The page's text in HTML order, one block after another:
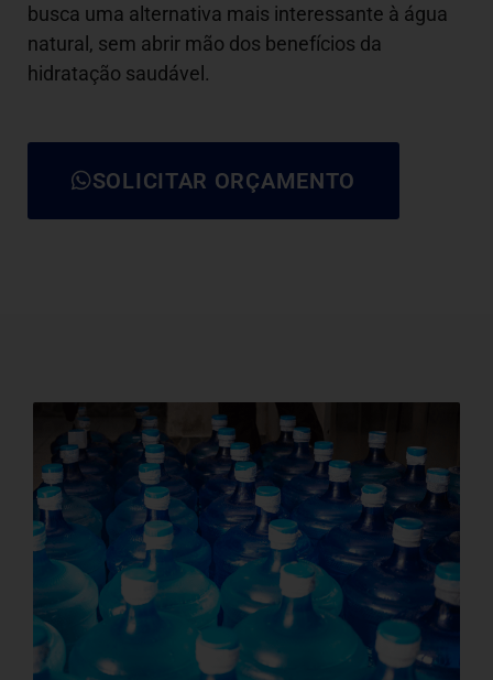
busca uma alternativa mais interessante à água
natural, sem abrir mão dos benefícios da
hidratação saudável.
SOLICITAR ORÇAMENTO